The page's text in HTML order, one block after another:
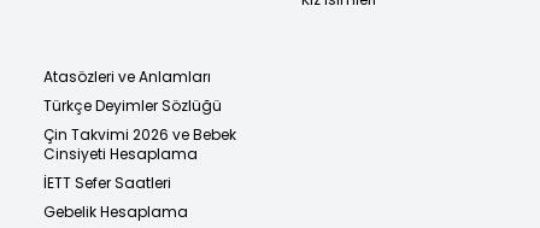
Atasözleri ve Anlamları
Türkçe Deyimler Sözlüğü
Çin Takvimi 2026 ve Bebek
Cinsiyeti Hesaplama
İETT Sefer Saatleri
Gebelik Hesaplama